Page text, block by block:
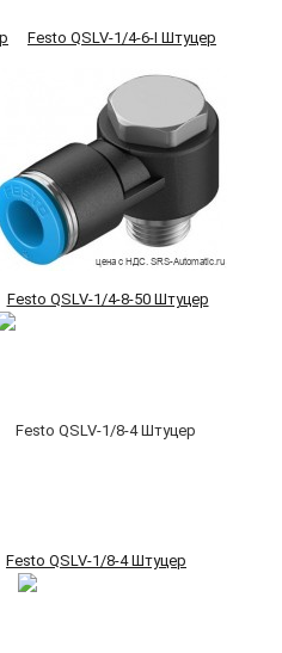
Festo QSLV-1/4-6-I Штуцер
Festo QSLV-1/4-8-50 Штуцер
Festo QSLV-1/8-4 Штуцер